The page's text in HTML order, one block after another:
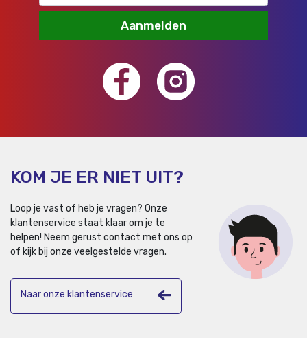
Aanmelden
KOM JE ER NIET UIT?
Loop je vast of heb je vragen? Onze
klantenservice staat klaar om je te
helpen! Neem gerust contact met ons op
of kijk bij onze veelgestelde vragen.
Naar onze klantenservice